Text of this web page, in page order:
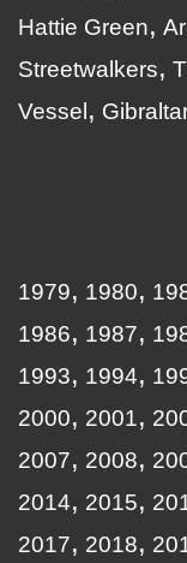
Hattie Green
Streetwalkers
Vessel
1979 1980
1986
1987
1993
1994
2000
2001
2007
2008
2014
2015
2017
2018